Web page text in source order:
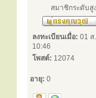
สมาชิกระดับสู
ลงทะเบียนเมื่อ: 01 ส
10:46
โพสต์: 12074
อายุ: 0